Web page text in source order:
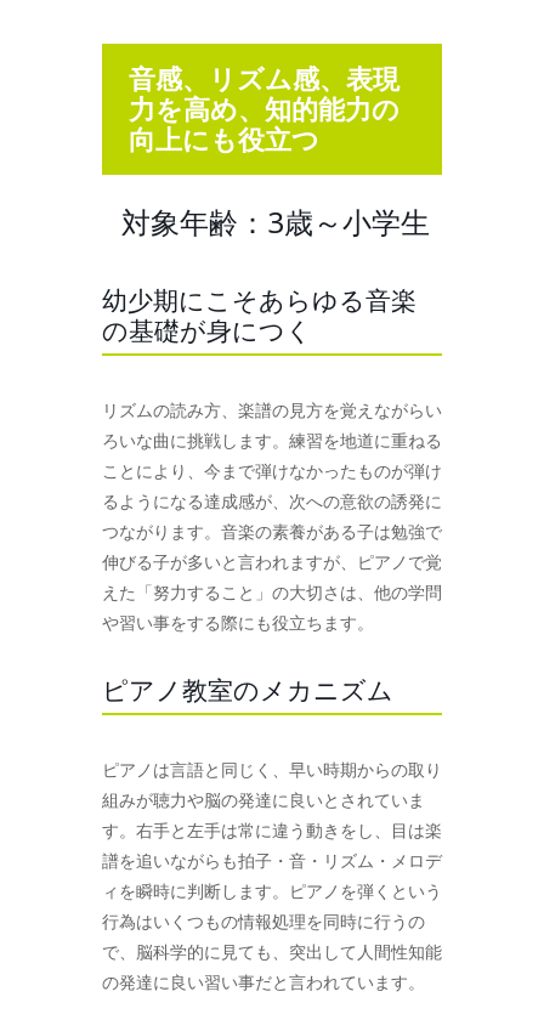
音感、リズム感、表現
力を高め、知的能力の
向上にも役立つ
対象年齢：3歳～小学生
幼少期にこそあらゆる音楽
の基礎が身につく
リズムの読み方、楽譜の見方を覚えながらい
ろいな曲に挑戦します。練習を地道に重ねる
ことにより、今まで弾けなかったものが弾け
るようになる達成感が、次への意欲の誘発に
つながります。音楽の素養がある子は勉強で
伸びる子が多いと言われますが、ピアノで覚
えた「努力すること」の大切さは、他の学問
や習い事をする際にも役立ちます。
ピアノ教室のメカニズム
ピアノは言語と同じく、早い時期からの取り
組みが聴力や脳の発達に良いとされていま
す。右手と左手は常に違う動きをし、目は楽
譜を追いながらも拍子・音・リズム・メロデ
ィを瞬時に判断します。ピアノを弾くという
行為はいくつもの情報処理を同時に行うの
で、脳科学的に見ても、突出して人間性知能
の発達に良い習い事だと言われています。